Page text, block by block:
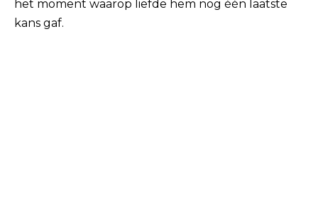
het moment waarop liefde hem nog één laatste
kans gaf.